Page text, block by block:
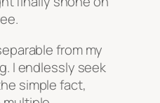
from my
I endlessly seek
simple fact,